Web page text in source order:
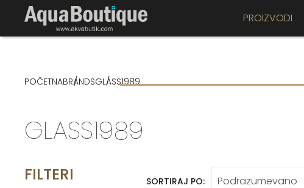
PROIZVODI
POČETNABRANDSGLASS1989
GLASS1989
FILTERI SORTIRAJ PO: